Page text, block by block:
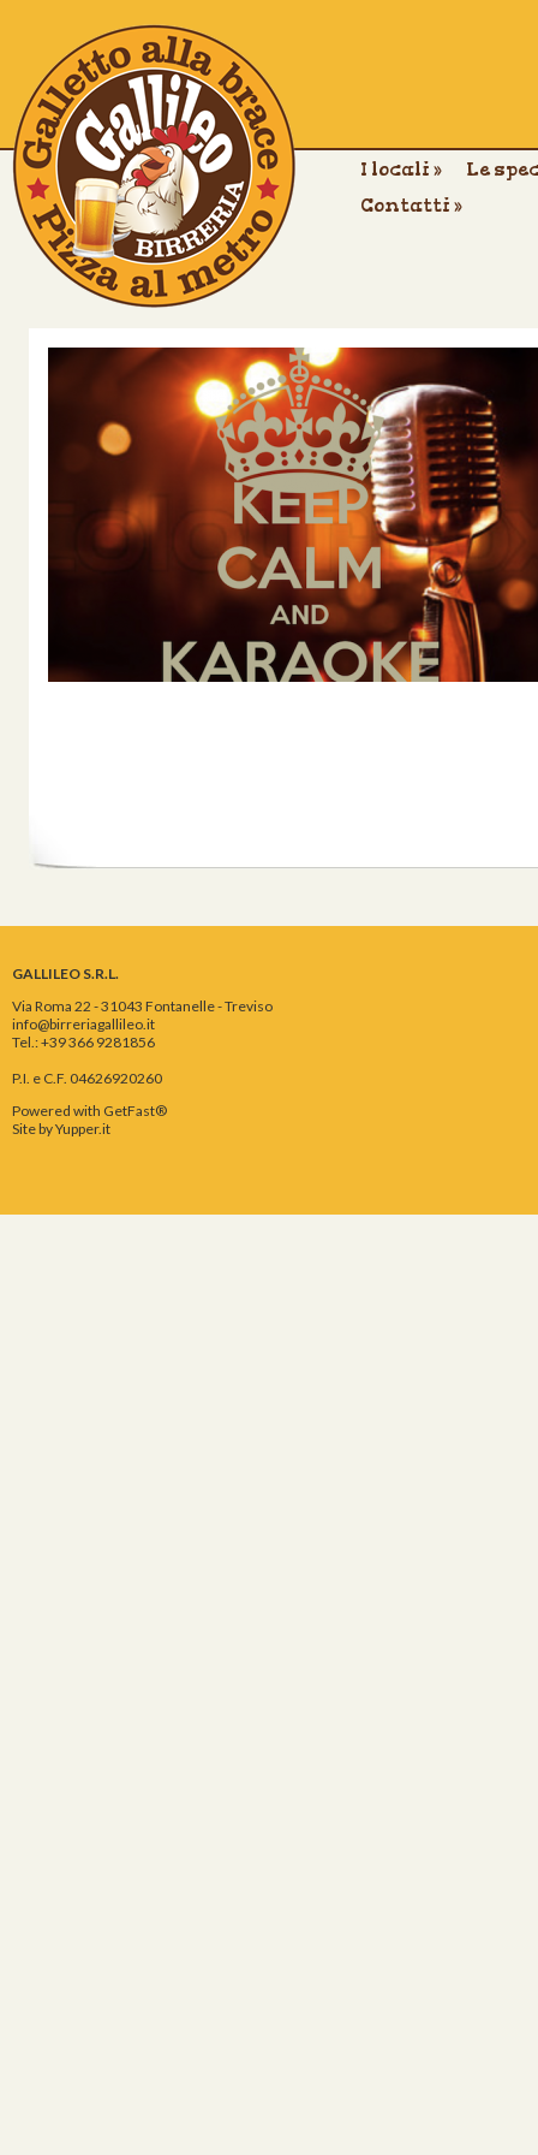
I locali »
Le
Contatti »
GALLILEO S.R.L.
Via Roma 22 - 31043 Fontanelle - Treviso
info@birreriagallileo.it
Tel.: +39 366 9281856
P.I. e C.F. 04626920260
Powered with GetFast®
Site byYupper.it